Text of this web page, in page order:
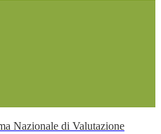
Nazionale di Valutazione